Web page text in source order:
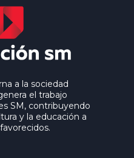
a la sociedad
el trabajo
SM, contribuyendo
y la educación a